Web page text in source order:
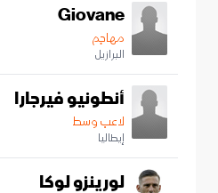
Giovane
مهاجم
البرازيل
أنطونيو فيرجارا
لاعب وسط
إيطاليا
لورينزو لوكا